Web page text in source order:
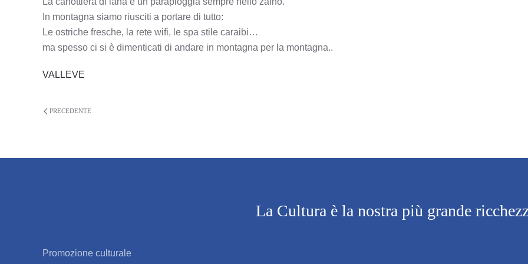
In montagna siamo riusciti a portare di tutto:
Le ostriche fresche, la rete wifi, le spa stile caraibi…
ma spesso ci si è dimenticati di andare in montagna per la montagna..
VALLEVE
PRECEDENTE
La Cultura è la nostra più grande
Promozione culturale